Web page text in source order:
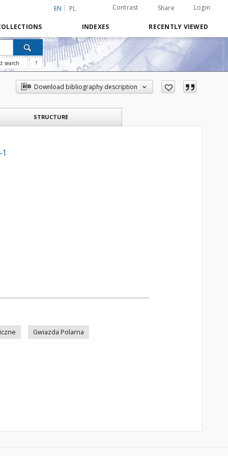
EN PL Contrast Share Login
INDEXES RECENTLY VIEWED
search ?
Download bibliography description
STRUCTURE
Gwiazda Polarna